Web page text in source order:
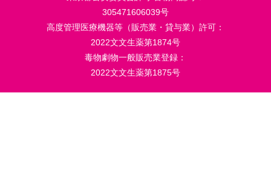
305471606039号
高度管理医療機器等（販売業・貸与業）許可：
2022文文生薬第1874号
毒物劇物一般販売業登録：
2022文文生薬第1875号